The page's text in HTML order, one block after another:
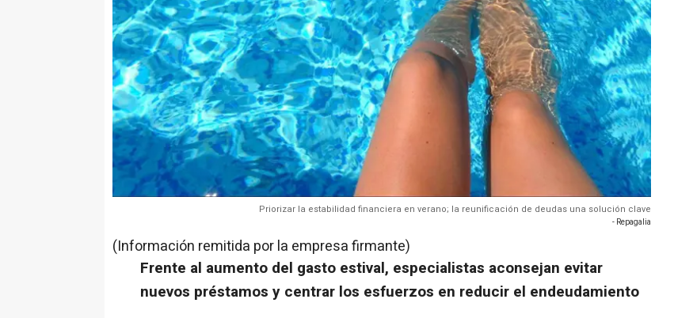
Priorizar la estabilidad financiera en verano; la reunificación de deudas una solución clave
- Repagalia
(Información remitida por la empresa firmante)
Frente al aumento del gasto estival, especialistas aconsejan evitar
nuevos préstamos y centrar los esfuerzos en reducir el endeudamiento